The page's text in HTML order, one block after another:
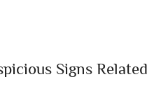
Signs Related